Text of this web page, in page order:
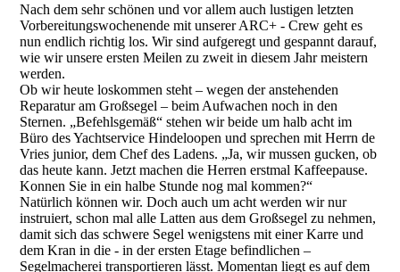
Nach dem sehr schönen und vor allem auch lustigen letzten
Vorbereitungswochenende mit unserer ARC+ - Crew geht es
nun endlich richtig los. Wir sind aufgeregt und gespannt darauf,
wie wir unsere ersten Meilen zu zweit in diesem Jahr meistern
werden.
Ob wir heute loskommen steht – wegen der anstehenden
Reparatur am Großsegel – beim Aufwachen noch in den
Sternen. „Befehlsgemäß“ stehen wir beide um halb acht im
Büro des Yachtservice Hindeloopen und sprechen mit Herrn de
Vries junior, dem Chef des Ladens. „Ja, wir mussen gucken, ob
das heute kann. Jetzt machen die Herren erstmal Kaffeepause.
Konnen Sie in ein halbe Stunde nog mal kommen?“
Natürlich können wir. Doch auch um acht werden wir nur
instruiert, schon mal alle Latten aus dem Großsegel zu nehmen,
damit sich das schwere Segel wenigstens mit einer Karre und
dem Kran in die - in der ersten Etage befindlichen –
Segelmacherei transportieren lässt. Momentan liegt es auf dem